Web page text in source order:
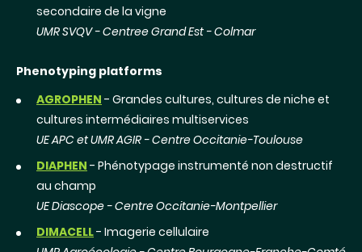
secondaire de la vigne
UMR SVQV - Centree Grand Est - Colmar
Phenotyping platforms
AGROPHEN - Grandes cultures, cultures de niche et
cultures intermédiaires multiservices
UE APC et UMR AGIR - Centre Occitanie-Toulouse
DIAPHEN - Phénotypage instrumenté non destructif
au champ
UE Diascope - Centre Occitanie-Montpellier
DIMACELL- Imagerie cellulaire